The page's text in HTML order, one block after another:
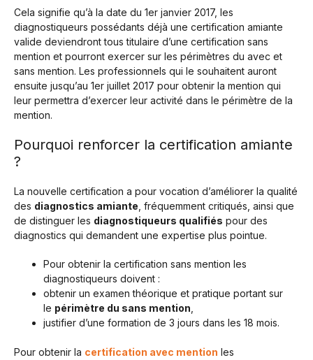
Cela signifie qu’à la date du 1er janvier 2017, les
diagnostiqueurs possédants déjà une certification amiante
valide deviendront tous titulaire d’une certification sans
mention et pourront exercer sur les périmètres du avec et
sans mention. Les professionnels qui le souhaitent auront
ensuite jusqu’au 1er juillet 2017 pour obtenir la mention qui
leur permettra d’exercer leur activité dans le périmètre de la
mention.
Pourquoi renforcer la certification amiante
?
La nouvelle certification a pour vocation d’améliorer la qualité
des diagnostics amiante , fréquemment critiqués, ainsi que
de distinguer les diagnostiqueurs qualifiés pour des
diagnostics qui demandent une expertise plus pointue.
Pour obtenir la certification sans mention les
diagnostiqueurs doivent :
obtenir un examen théorique et pratique portant sur
le périmètre du sans mention
justifier d’une formation de 3 jours dans les 18 mois.
Pour obtenir la certification avec mention les